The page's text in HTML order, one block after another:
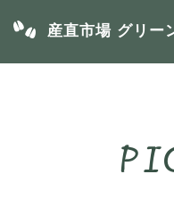
産直市場 グリー